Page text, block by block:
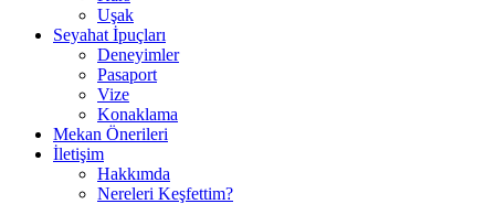
Uşak
Seyahat İpuçları
Deneyimler
Pasaport
Vize
Konaklama
Mekan Önerileri
İletişim
Hakkımda
Nereleri Keşfettim?